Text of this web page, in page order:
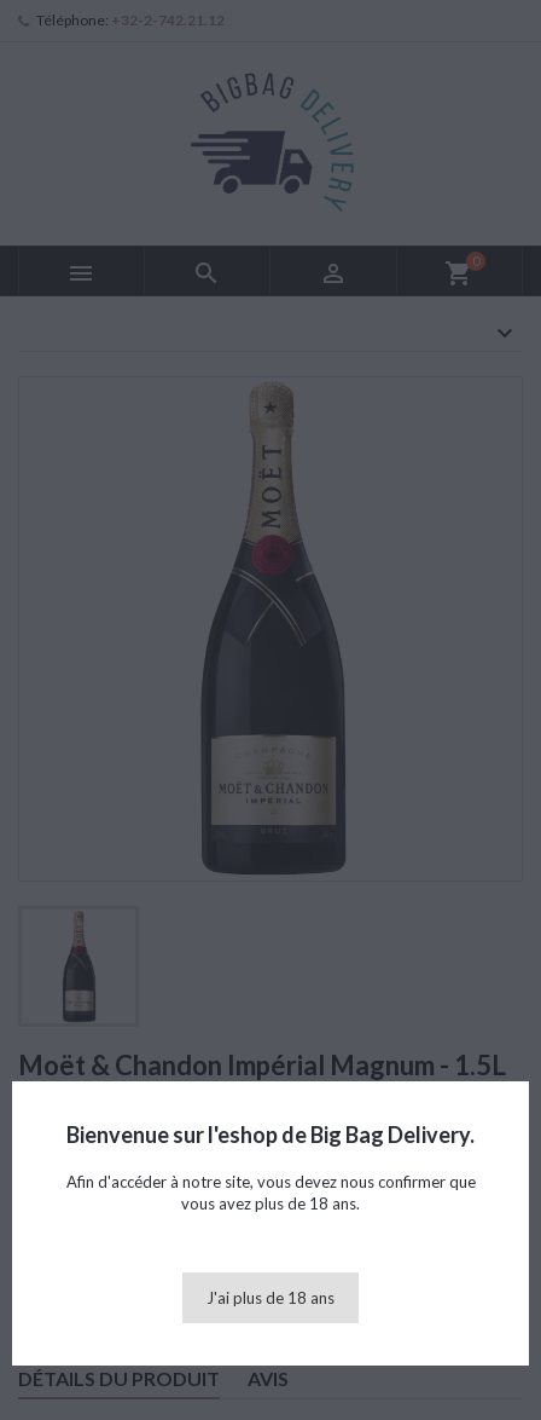
Téléphone: +32-2-742.21.12
   shopping_cart0
Moët & Chandon Impérial Magnum - 1.5L
 Ajouter au panier
DÉTAILS DU PRODUIT AVIS
Bienvenue sur l'eshop de Big Bag Delivery.
Afin d'accéder à notre site, vous devez nous confirmer que
vous avez plus de 18 ans.
J'ai plus de 18 ans